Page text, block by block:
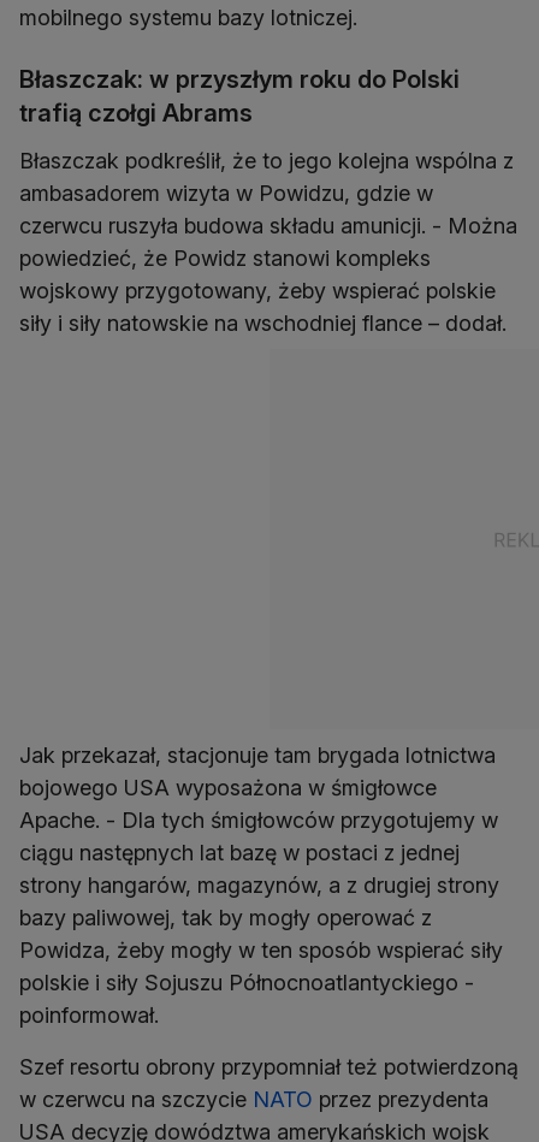
mobilnego systemu bazy lotniczej.
Błaszczak: w przyszłym roku do Polski
trafią czołgi Abrams
Błaszczak podkreślił, że to jego kolejna wspólna z
ambasadorem wizyta w Powidzu, gdzie w
czerwcu ruszyła budowa składu amunicji. - Można
powiedzieć, że Powidz stanowi kompleks
wojskowy przygotowany, żeby wspierać polskie
siły i siły natowskie na wschodniej flance – dodał.
Jak przekazał, stacjonuje tam brygada lotnictwa
bojowego USA wyposażona w śmigłowce
Apache. - Dla tych śmigłowców przygotujemy w
ciągu następnych lat bazę w postaci z jednej
strony hangarów, magazynów, a z drugiej strony
bazy paliwowej, tak by mogły operować z
Powidza, żeby mogły w ten sposób wspierać siły
polskie i siły Sojuszu Północnoatlantyckiego -
poinformował.
Szef resortu obrony przypomniał też potwierdzoną
w czerwcu na szczycie NATO przez prezydenta
USA decyzję dowództwa amerykańskich wojsk